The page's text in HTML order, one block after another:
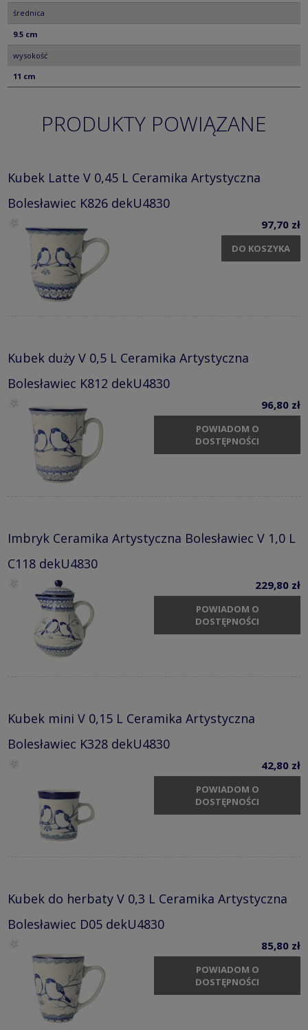
średnica
9.5 cm
wysokość
11 cm
PRODUKTY POWIĄZANE
Kubek Latte V 0,45 L Ceramika Artystyczna
Bolesławiec K826 dekU4830
97,70 zł
DO KOSZYKA
Kubek duży V 0,5 L Ceramika Artystyczna
Bolesławiec K812 dekU4830
96,80 zł
POWIADOM O
DOSTĘPNOŚCI
Imbryk Ceramika Artystyczna Bolesławiec V 1,0 L
C118 dekU4830
229,80 zł
POWIADOM O
DOSTĘPNOŚCI
Kubek mini V 0,15 L Ceramika Artystyczna
Bolesławiec K328 dekU4830
42,80 zł
POWIADOM O
DOSTĘPNOŚCI
Kubek do herbaty V 0,3 L Ceramika Artystyczna
Bolesławiec D05 dekU4830
85,80 zł
POWIADOM O
DOSTĘPNOŚCI